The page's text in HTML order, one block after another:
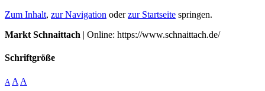
Zum Inhalt, zur Navigation oderzur Startseite springen.
Markt Schnaittach | Online: https://www.schnaittach.de/
Schriftgröße
A A A